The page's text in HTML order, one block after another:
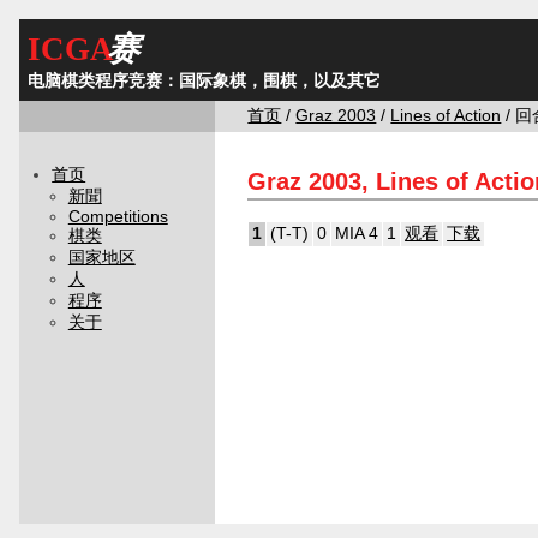
ICGA赛
电脑棋类程序竞赛：国际象棋，围棋，以及其它
首页 /Graz 2003 / Lines of Action / 回
首页
新聞
Competitions
棋类
国家地区
人
程序
关于
Graz 2003, Lines of
1 (T-T) 0 MIA 4 1 观看 下载